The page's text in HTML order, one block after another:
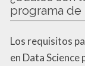
programa de
Los requisitos
en Data Science